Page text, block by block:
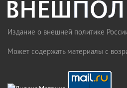
Издание о внешней политике
Может содержать материалы с